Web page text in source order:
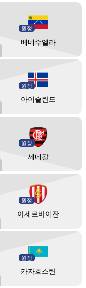
원정
베네수엘라
원정
아이슬란드
원정
세네갈
원정
아제르바이잔
원정
카자흐스탄